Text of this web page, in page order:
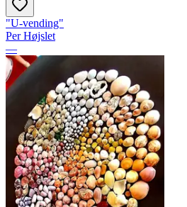
"U-vending"
Per Højslet
—